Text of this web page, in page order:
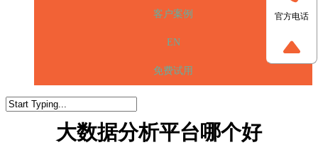
客户案例
EN
免费试用
大数据分析平台哪个好
官方电话